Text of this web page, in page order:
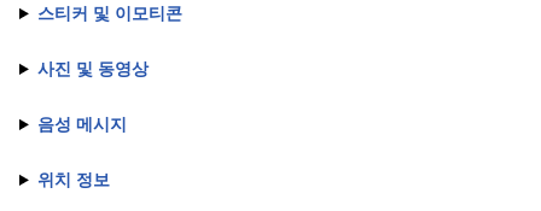
스티커 및 이모티콘
사진 및 동영상
음성 메시지
위치 정보